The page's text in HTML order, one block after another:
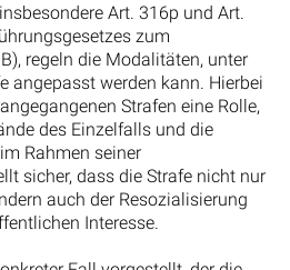
Art. 316p und Art.
zum
regeln die Modalitäten, unter
angepasst werden kann. Hierbei
Strafen eine Rolle,
des Einzelfalls und die
Rahmen seiner
sicher, dass die Strafe nicht nur
auch der Resozialisierung
Interesse.